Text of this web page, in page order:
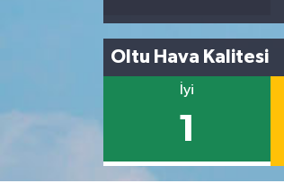
Oltu Hava Kalitesi
İyi
1